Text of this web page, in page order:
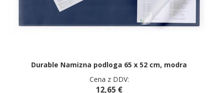
Durable Namizna podloga 65 x 52 cm, modra
Cena z DDV:
12,65 €